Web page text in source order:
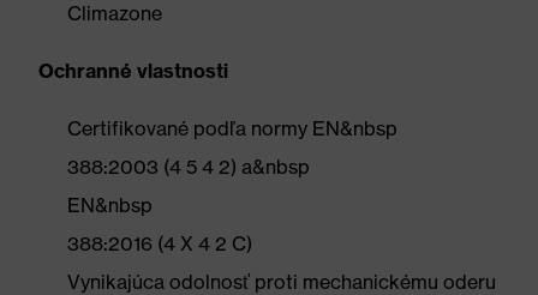
Climazone
Ochranné vlastnosti
Certifikované podľa normy EN&nbsp
388:2003 (4 5 4 2) a&nbsp
EN&nbsp
388:2016 (4 X 4 2 C)
Vynikajúca odolnosť proti mechanickému oderu